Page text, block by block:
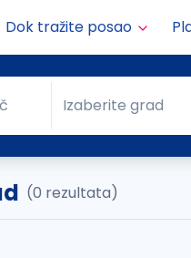
Dok tražite posao
Grad
Izaberite grad
(0 rezultata)